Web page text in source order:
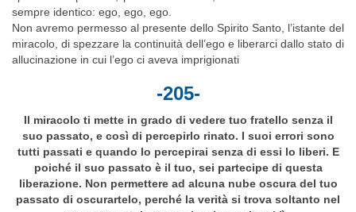
sempre identico: ego, ego, ego.
Non avremo permesso al presente dello Spirito Santo, l’istante del
miracolo, di spezzare la continuità dell’ego e liberarci dallo stato di
allucinazione in cui l’ego ci aveva imprigionati
-205-
Il miracolo ti mette in grado di vedere tuo fratello senza il
suo passato, e così di percepirlo rinato. I suoi errori sono
tutti passati e quando lo percepirai senza di essi lo liberi. E
poiché il suo passato è il tuo, sei partecipe di questa
liberazione. Non permettere ad alcuna nube oscura del tuo
passato di oscurartelo, perché la verità si trova soltanto nel